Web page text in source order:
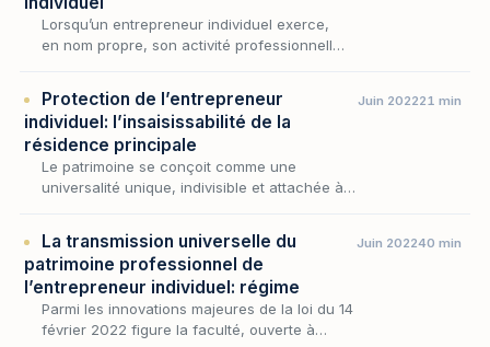
Lorsqu’un entrepreneur individuel exerce,
en nom propre, son activité professionnelle,
soit saisie…
Protection de l’entrepreneur
individuel: l’insaisissabilité de la
résidence principale
Le patrimoine se conçoit comme une
universalité unique, indivisible et attachée à
créanciers ; c'est…
Juin 202221 min
La transmission universelle du
patrimoine professionnel de
l’entrepreneur individuel: régime
Parmi les innovations majeures de la loi du 14
février 2022 figure la faculté, ouverte à
Juin 202240 min